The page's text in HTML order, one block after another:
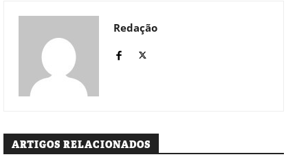
Redação
ARTIGOS RELACIONADOS